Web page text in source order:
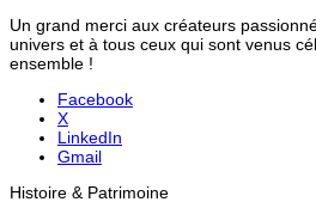
Un grand merci aux créateurs
univers et à tous ceux qui sont venus
ensemble !
Facebook
X
LinkedIn
Gmail
Histoire & Patrimoine